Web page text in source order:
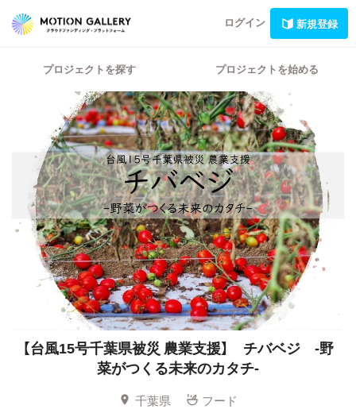
ログイン 新規登録
プロジェクトを探す プロジェクトを始める
【台風15号千葉県被災 農業支援】 チバベジ -野
菜がつくる未来のカタチ-
千葉県
フード